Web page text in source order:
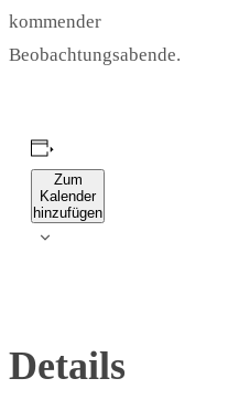
kommender
Beobachtungsabende.
Zum
Kalender
hinzufügen
Details